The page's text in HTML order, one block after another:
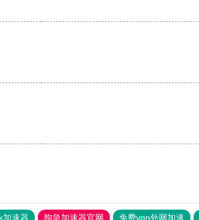
加速器 狗急加速器官网 免费vqn外网加速